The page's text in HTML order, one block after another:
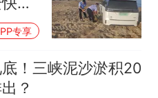
专享
！三峡泥沙淤积20
？